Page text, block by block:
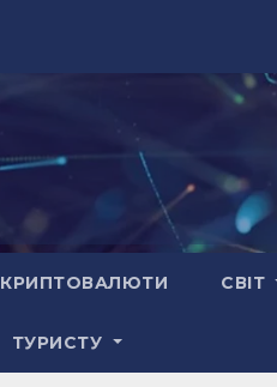
КРИПТОВАЛЮТИ СВІТ
ТУРИСТУ